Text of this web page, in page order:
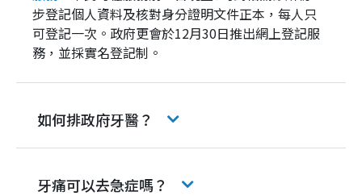
步登記個人資料及核對身分證明文件正本，每人只
可登記一次。政府更會於12月30日推出網上登記服
務，並採實名登記制。
如何排政府牙醫？
牙痛可以去急症嗎？